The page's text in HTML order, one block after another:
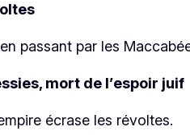
passant par les
mort de l’espoir juif
écrase les révoltes.